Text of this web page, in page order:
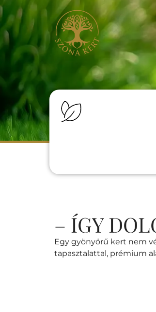
– ÍGY
Egy gyönyörű kert nem
tapasztalattal, prémium